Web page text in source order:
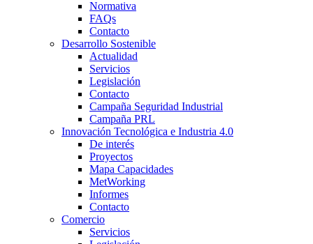
Normativa
FAQs
Contacto
Desarrollo Sostenible
Actualidad
Servicios
Legislación
Contacto
Campaña Seguridad Industrial
Campaña PRL
Innovación Tecnológica e Industria 4.0
De interés
Proyectos
Mapa Capacidades
MetWorking
Informes
Contacto
Comercio
Servicios